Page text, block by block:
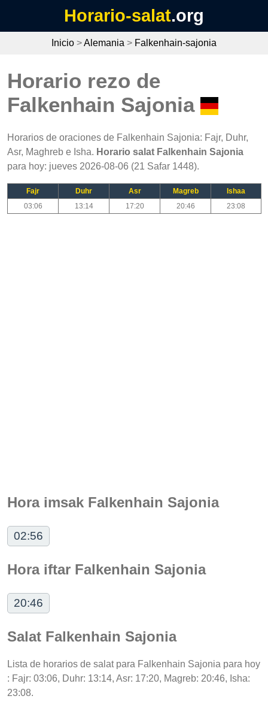
Horario-salat.org
Inicio >Alemania > Falkenhain-sajonia
Horario rezo de
Falkenhain Sajonia
Horarios de oraciones de Falkenhain Sajonia: Fajr, Duhr,
Asr, Maghreb e Isha. Horario salat Falkenhain Sajonia
para hoy: jueves 2026-08-06 (21 Safar 1448).
Fajr Duhr Asr Magreb
Ishaa
03:06
13:14 17:20 20:46 23:08
Hora imsak Falkenhain Sajonia
02:56
Hora iftar Falkenhain Sajonia
20:46
Salat Falkenhain Sajonia
Lista de horarios de salat para Falkenhain Sajonia para hoy
: Fajr: 03:06, Duhr: 13:14, Asr: 17:20, Magreb: 20:46, Isha:
23:08.